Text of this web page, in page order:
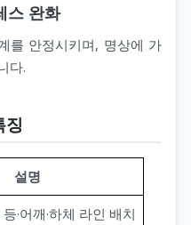
스 완화
를 안정시키며, 명상에 가
다.
징
설명
·어깨·하체 라인 배치